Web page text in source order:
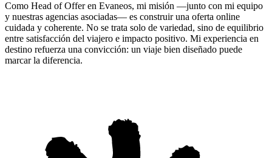
Como Head of Offer en Evaneos, mi misión —junto con mi equipo
y nuestras agencias asociadas— es construir una oferta online
cuidada y coherente. No se trata solo de variedad, sino de equilibrio
entre satisfacción del viajero e impacto positivo. Mi experiencia en
destino refuerza una convicción: un viaje bien diseñado puede
marcar la diferencia.